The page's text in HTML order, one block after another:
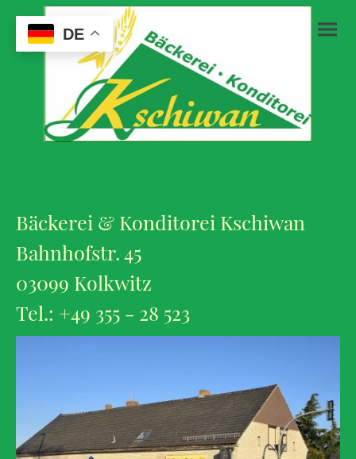
Bäckerei & Konditorei Kschiwan
Bahnhofstr. 45
03099 Kolkwitz
Tel.: +49 355 - 28 523
DE